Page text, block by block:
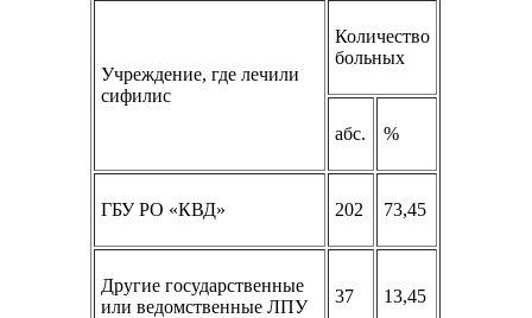
Учреждение, где лечили
сифилис
Количество
больных
абс. %
ГБУ РО «КВД» 202 73,45
Другие государственные
или ведомственные ЛПУ
37 13,45